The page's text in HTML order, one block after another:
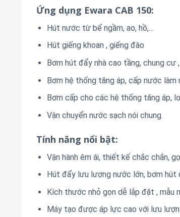
Ứng dụng Ewara CAB 150:
Hút nước từ bể ngầm, ao, hồ,…
Hút giếng khoan , giếng đào
Bơm hút đẩy nhà cao tầng, chung cư
Bơm hệ thống tăng áp, cấp nước
Bơm cấp cho các hệ thống tăng áp,
Vận chuyển nước sạch nói chung.
Tính năng nổi bật:
Vận hành êm ái, thiết kế chắc chắn,
Hút đẩy lưu lượng nước lớn, bơm hút
Kích thước nhỏ gọn dễ lắp đặt , mẫu
Máy tạo được áp lực cao với lưu